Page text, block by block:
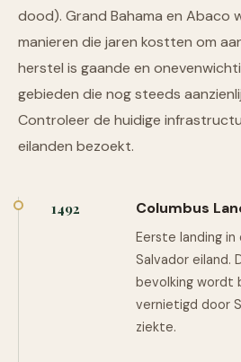
dood). Grand Bahama en Abaco
manieren die jaren kostten om
herstel is gaande en
gebieden die nog steeds
Controleer de huidige
eilanden bezoekt.
1492 Columbus
Eerste landing in
Salvador eiland.
bevolking wordt
vernietigd door
ziekte.